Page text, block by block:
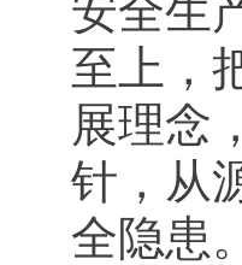
安全生
至上，
展理念
针，从
全隐患。